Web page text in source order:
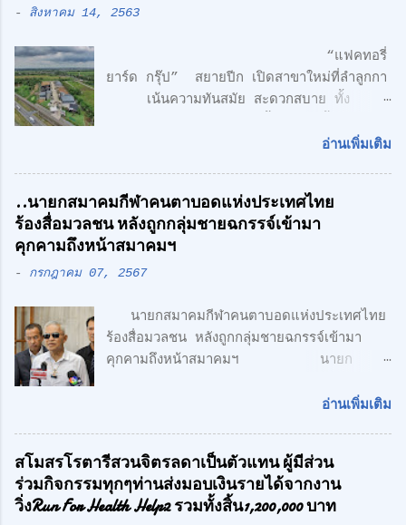
- สิงหาคม 14, 2563
“แฟคทอรี่
ยาร์ด กรุ๊ป” สยายปีก เปิดสาขาใหม่ที่ลำลูกกา
เน้นความทันสมัย สะดวกสบาย ทั้ง
สไตล์ Modern Loft แฟคทอรี่ ยาร์ด กรุ๊ป
ศักดิ์สิทธิ์ คูณรัตนศิริ และชุติพนธ์ กิตติเกษม
ศักดิ์ เปิดตัวสาชาเพิ่มที่ลำลูกกา เน้นความทัน
สมัย สะดวกสบาย ทั้ง โรงงาน พร้อมออฟฟิศ 3
ชั้น + 1 ชั้นลอย สไตล์ Modern Loft โดย
นาที จากรถไฟฟ้า สายสีเขียว ด้าน CONCEPT
ของโครงการ "Simplicity is the
Ultimate Sophistication" -
ความเรียบง่าย คือ สูงสุดแห่งสุนทรียภาพ เรา
Design วัสดุทุกชิ้น ถูกเลือกอย่างตั้งใจ เพื่อ
ความลงตัว และมีระดับ " สำหรับโครงการนี้
ตั้งอยู่บน ถนนเลียบทางด่วนวงแหวนรอบนอก
(ลำลูกกา) สุดยอดทำเลแห่งอนา...
อ่านเพิ่มเติม
..นายกสมาคมกีฬาคนตาบอดแห่งประเทศไทย
ร้องสื่อมวลชน หลังถูกกลุ่มชายฉกรรจ์เข้ามา
คุกคามถึงหน้าสมาคมฯ
- กรกฎาคม 07, 2567
นายกสมาคมกีฬาคนตาบอดแห่งประเทศไทย
ร้องสื่อมวลชน หลังถูกกลุ่มชายฉกรรจ์เข้ามา
คุกคามถึงหน้าสมาคมฯ นายก
สื่อมวลชน หลังถูกกลุ่มชายฉกรรจ์เข้ามาคุกคาม
ตาบอด เดินทางไปยื่นหนังสือถึงนายเศรษฐา ทวี
สิน นายกรัฐมนตรี เรียกร้องขอความเป็นธรรม
และให้ตรวจสอบการฮุบโควตาสลากกินแบ่ง
อ่านเพิ่มเติม
สโมสรโรตารีสวนจิตรลดาเป็นตัวแทน ผู้มีส่วน
ร่วมกิจกรรมทุกๆท่านส่งมอบเงินรายได้จากงาน
วิ่งRun For Health Help2 รวมทั้งสิ้น1,200,000 บาท